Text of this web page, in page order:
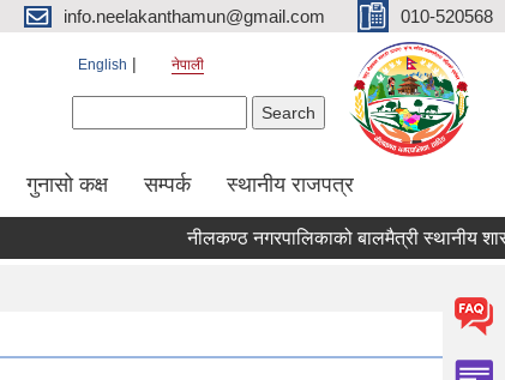
info.neelakanthamun@gmail.com 010-520568
English नेपाली
गुनासो कक्ष सम्पर्क स्थानीय राजपत्र
नीलकण्ठ नगरपालिकाको बालमैत्री स्थानीय